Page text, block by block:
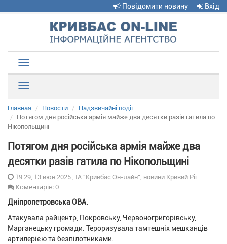
Повідомити новину Вхід
navigation
Главная Новости
Надзвичайні події
Потягом дня російська армія майже два десятки разів гатила по
Нікопольщині
Потягом дня російська армія майже два
десятки разів гатила по Нікопольщині
19:29, 13 июн 2025 , ІА "Кривбас Он-лайн", новини Кривий Ріг
Коментарів: 0
Дніпропетровська ОВА.
Атакувала райцентр, Покровську, Червоногригорівську,
Марганецьку громади. Тероризувала тамтешніх мешканців
артилерією та безпілотниками.